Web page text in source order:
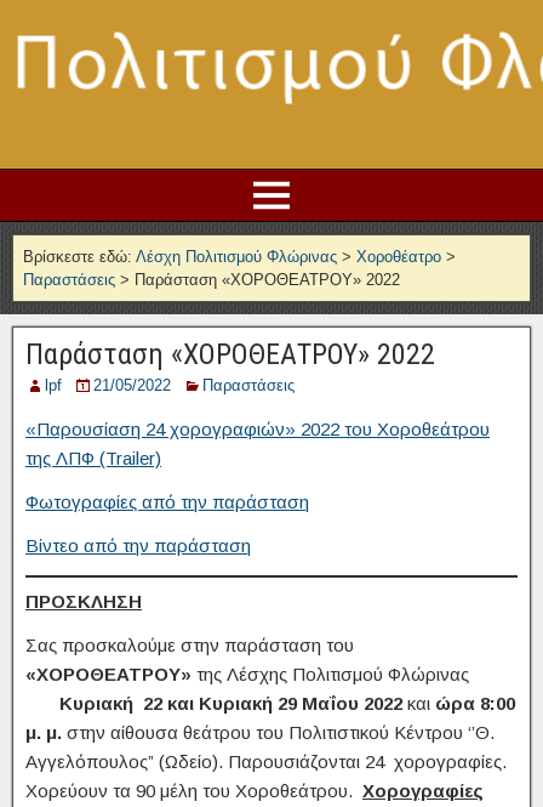
Βρίσκεστε εδώ: Λέσχη Πολιτισμού Φλώρινας > Χοροθέατρο >
Παραστάσεις > Παράσταση «ΧΟΡΟΘΕΑΤΡΟΥ» 2022
Παράσταση «ΧΟΡΟΘΕΑΤΡΟΥ» 2022
lpf 21/05/2022 Παραστάσεις
«Παρουσίαση 24 χορογραφιών» 2022 του Χοροθεάτρου
της ΛΠΦ (Trailer)
Φωτογραφίες από την παράσταση
Βίντεο από την παράσταση
ΠΡΟΣΚΛΗΣΗ
Σας προσκαλούμε στην παράσταση του
«ΧΟΡΟΘΕΑΤΡΟΥ» της Λέσχης Πολιτισμού Φλώρινας
Κυριακή 22 και Κυριακή 29 Μαΐου 2022 και ώρα 8:00
μ. μ. στην αίθουσα θεάτρου του Πολιτιστικού Κέντρου ‘’Θ.
Αγγελόπουλος” (Ωδείο). Παρουσιάζονται 24 χορογραφίες.
Χορεύουν τα 90 μέλη του Χοροθεάτρου. Χορογραφίες